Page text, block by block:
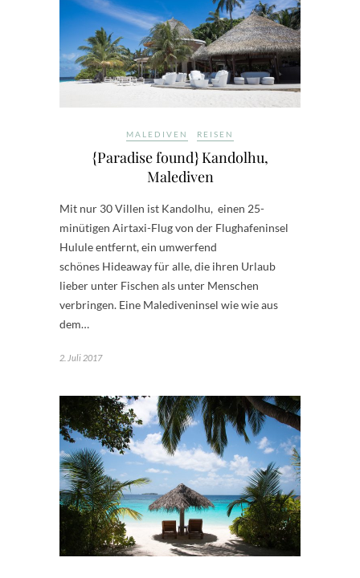
MALEDIVEN REISEN
{Paradise found} Kandolhu,
Malediven
Mit nur 30 Villen ist Kandolhu, einen 25-
minütigen Airtaxi-Flug von der Flughafeninsel
Hulule entfernt, ein umwerfend
schönes Hideaway für alle, die ihren Urlaub
lieber unter Fischen als unter Menschen
verbringen. Eine Malediveninsel wie wie aus
dem…
2. Juli 2017